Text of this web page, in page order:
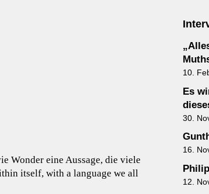
Wonder eine Aussage, die viele
itself, with a language we all
10.
Es
30.
16.
12.